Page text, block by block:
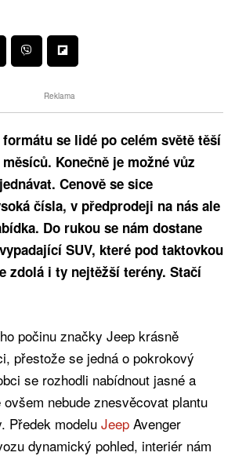
Reklama
se lidé po celém světě těší
Konečně je možné vůz
Cenově se sice
čísla, v předprodeji na nás ale
Do rukou se nám dostane
SUV, které pod taktovkou
zdolá i ty nejtěžší terény. Stačí
počinu značky Jeep krásně
přestože se jedná o pokrokový
se rozhodli nabídnout jasné a
nebude znesvěcovat plantu
Předek modelu Jeep Avenger
dynamický pohled, interiér nám